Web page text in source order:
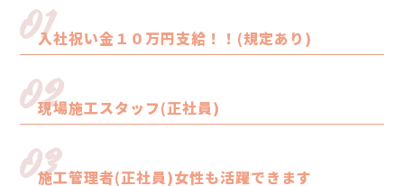
01入社祝い金１０万円支給！！(規定あり)
02
現場施工スタッフ(正社員)
03
施工管理者(正社員)女性も活躍できます